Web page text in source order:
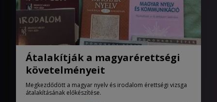
Átalakítják a magyarérettségi
követelményeit
Megkezdődött a magyar nyelv és irodalom érettségi vizsga
átalakításának előkészítése.